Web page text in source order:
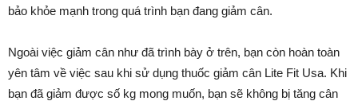
bảo khỏe mạnh trong quá trình bạn đang giảm cân.
Ngoài việc giảm cân như đã trình bày ở trên, bạn còn hoàn toàn
yên tâm về việc sau khi sử dụng thuốc giảm cân Lite Fit Usa. Khi
bạn đã giảm được số kg mong muốn, bạn sẽ không bị tăng cân